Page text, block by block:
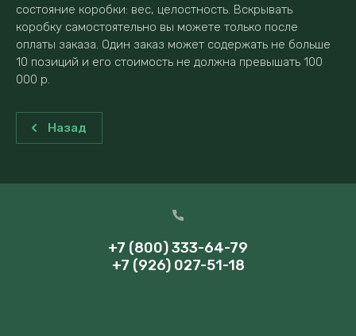
состояние коробки: вес, целостность. Вскрывать
коробку самостоятельно вы можете только после
оплаты заказа. Один заказ может содержать не больше
10 позиций и его стоимость не должна превышать 100
000 р.
Назад
+7 (800) 333-64-79
+7 (926) 027-51-18